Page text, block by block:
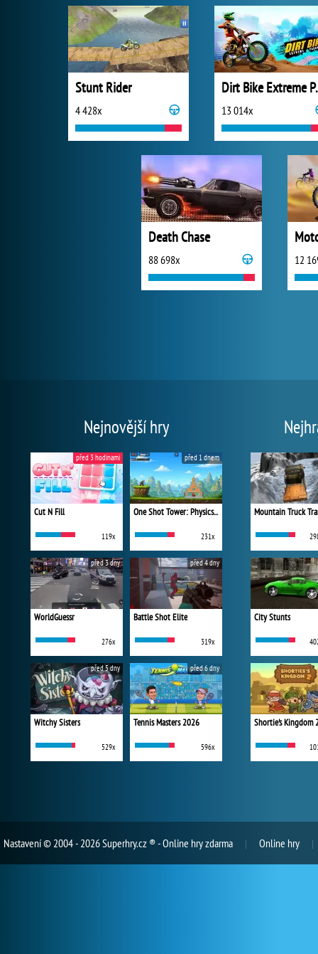
Stunt Rider
4 428x
Dirt
13 014x
Death Chase
88 698x 12
Nejnovější hry
Cut N Fill
119x
před 3 hodinami
One Shot Tower: Physics Destroyer
231x
před 1 dnem
WorldGuessr
276x
před 3 dny
Battle Shot Elite
319x
před 4 dny
Witchy Sisters
529x
před 5 dny
Tennis Masters 2026
596x
před 6 dny
Mountain Truck
City Stunts
Shortie's Kingdom
Nastavení© 2004 - 2026 Superhry.cz ® - Online hry zdarma Online hry